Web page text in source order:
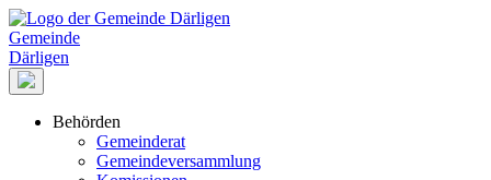
Gemeinde
Därligen
Behörden
Gemeinderat
Gemeindeversammlung